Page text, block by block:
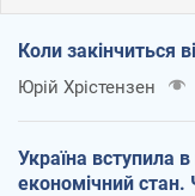
Коли закінчиться
Юрій Хрістензен
Україна вступила
економічний стан.